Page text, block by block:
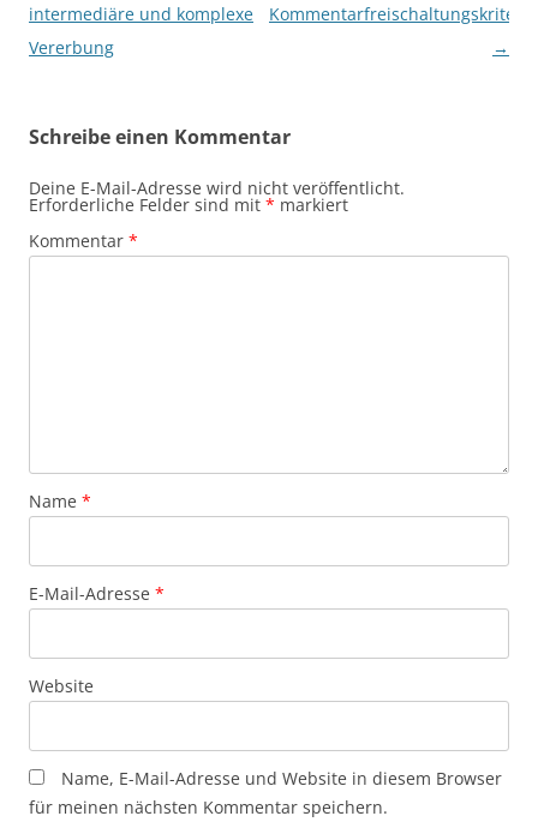
intermediäre und komplexe
Vererbung
→
Schreibe einen Kommentar
Deine E-Mail-Adresse wird nicht veröffentlicht.
Erforderliche Felder sind mit * markiert
Kommentar *
Name *
E-Mail-Adresse *
Website
Name, E-Mail-Adresse und Website in diesem Browser
für meinen nächsten Kommentar speichern.